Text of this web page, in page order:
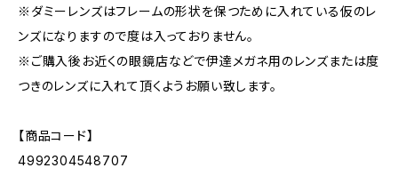
※ダミーレンズはフレームの形状を保つために入れている仮のレ
ンズになりますので度は入っておりません。
※ご購入後お近くの眼鏡店などで伊達メガネ用のレンズまたは度
つきのレンズに入れて頂くようお願い致します。
【商品コード】
4992304548707